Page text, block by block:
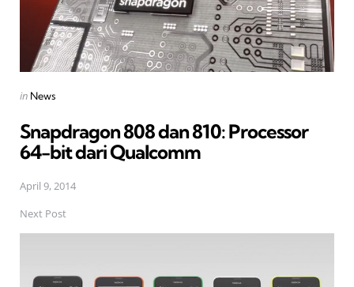
Posted
in News
Snapdragon 808 dan 810: Processor
64-bit dari Qualcomm
April 9, 2014
Next Post